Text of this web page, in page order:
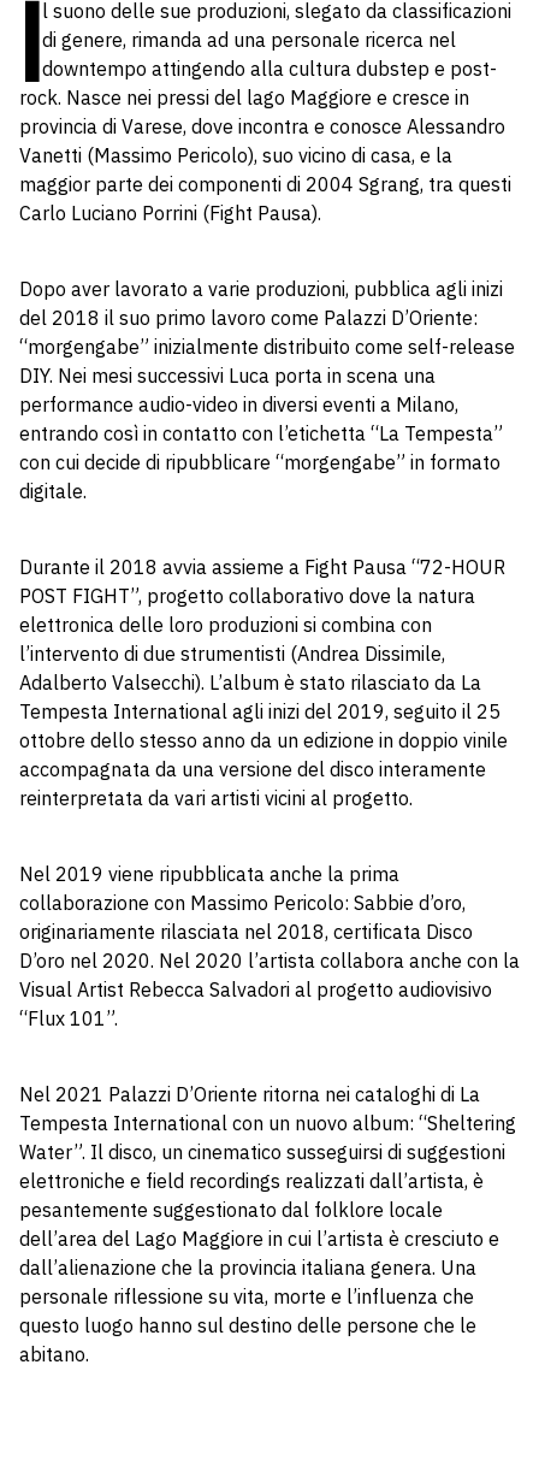
Il suono delle sue produzioni, slegato da classificazioni
di genere, rimanda ad una personale ricerca nel
downtempo attingendo alla cultura dubstep e post-
rock. Nasce nei pressi del lago Maggiore e cresce in
provincia di Varese, dove incontra e conosce Alessandro
Vanetti (Massimo Pericolo), suo vicino di casa, e la
maggior parte dei componenti di 2004 Sgrang, tra questi
Carlo Luciano Porrini (Fight Pausa).
Dopo aver lavorato a varie produzioni, pubblica agli inizi
del 2018 il suo primo lavoro come Palazzi D’Oriente:
“morgengabe” inizialmente distribuito come self-release
DIY. Nei mesi successivi Luca porta in scena una
performance audio-video in diversi eventi a Milano,
entrando così in contatto con l’etichetta “La Tempesta”
con cui decide di ripubblicare “morgengabe” in formato
digitale.
Durante il 2018 avvia assieme a Fight Pausa “72-HOUR
POST FIGHT”, progetto collaborativo dove la natura
elettronica delle loro produzioni si combina con
l’intervento di due strumentisti (Andrea Dissimile,
Adalberto Valsecchi). L’album è stato rilasciato da La
Tempesta International agli inizi del 2019, seguito il 25
ottobre dello stesso anno da un edizione in doppio vinile
accompagnata da una versione del disco interamente
reinterpretata da vari artisti vicini al progetto.
Nel 2019 viene ripubblicata anche la prima
collaborazione con Massimo Pericolo: Sabbie d’oro,
originariamente rilasciata nel 2018, certificata Disco
D’oro nel 2020. Nel 2020 l’artista collabora anche con la
Visual Artist Rebecca Salvadori al progetto audiovisivo
“Flux 101”.
Nel 2021 Palazzi D’Oriente ritorna nei cataloghi di La
Tempesta International con un nuovo album: “Sheltering
Water”. Il disco, un cinematico susseguirsi di suggestioni
elettroniche e field recordings realizzati dall’artista, è
pesantemente suggestionato dal folklore locale
dell’area del Lago Maggiore in cui l’artista è cresciuto e
dall’alienazione che la provincia italiana genera. Una
personale riflessione su vita, morte e l’influenza che
questo luogo hanno sul destino delle persone che le
abitano.